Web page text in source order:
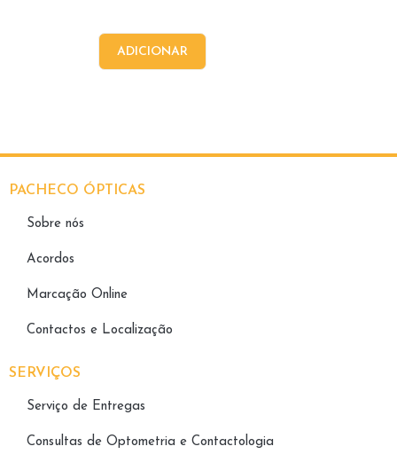
ADICIONAR
PACHECO ÓPTICAS
Sobre nós
Acordos
Marcação Online
Contactos e Localização
SERVIÇOS
Serviço de Entregas
Consultas de Optometria e Contactologia​